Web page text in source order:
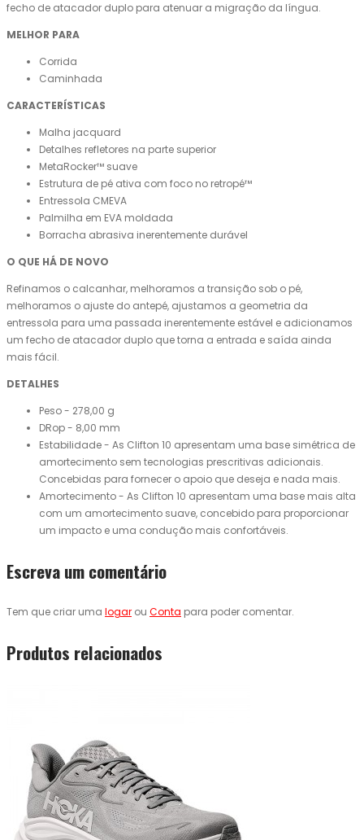
fecho de atacador duplo para atenuar a migração da língua.
MELHOR PARA
Corrida
Caminhada
CARACTERÍSTICAS
Malha jacquard
Detalhes refletores na parte superior
MetaRocker™ suave
Estrutura de pé ativa com foco no retropé™
Entressola CMEVA
Palmilha em EVA moldada
Borracha abrasiva inerentemente durável
O QUE HÁ DE NOVO
Refinamos o calcanhar, melhoramos a transição sob o pé,
melhoramos o ajuste do antepé, ajustamos a geometria da
entressola para uma passada inerentemente estável e adicionamos
um fecho de atacador duplo que torna a entrada e saída ainda
mais fácil.
DETALHES
Peso - 278,00 g
DRop - 8,00 mm
Estabilidade - As Clifton 10 apresentam uma base simétrica de
amortecimento sem tecnologias prescritivas adicionais.
Concebidas para fornecer o apoio que deseja e nada mais.
Amortecimento - As Clifton 10 apresentam uma base mais alta
com um amortecimento suave, concebido para proporcionar
um impacto e uma condução mais confortáveis.
Escreva um comentário
Tem que criar uma logar ou Conta para poder comentar.
Produtos relacionados